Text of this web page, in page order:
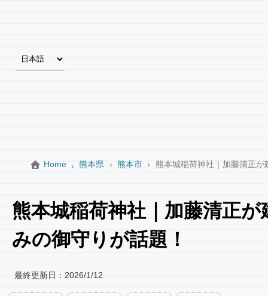
Home 熊本県 熊本市 熊本城稲荷神社｜加藤清正
熊本城稲荷神社｜加藤清正
みの御守りが話題！
最終更新日： 2026/1/12